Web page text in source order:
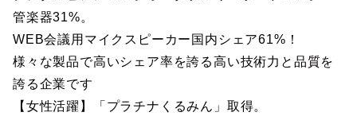
管楽器31%。
WEB会議用マイクスピーカー国内シェア61%！
様々な製品で高いシェア率を誇る高い技術力と品質を
誇る企業です
【女性活躍】「プラチナくるみん」取得。